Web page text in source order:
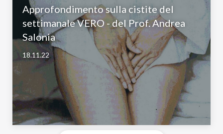
Approfondimento sulla cistite del
settimanale VERO - del Prof. Andrea
Salonia
18.11.22